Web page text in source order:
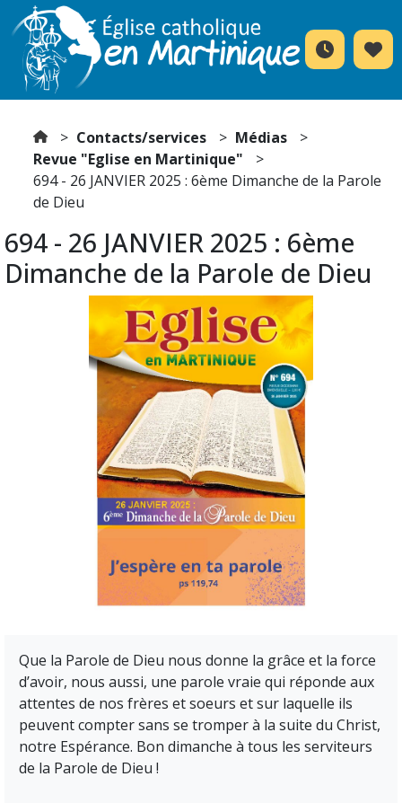
Contacts/services
Médias
Revue "Eglise en Martinique"
694 - 26 JANVIER 2025 : 6ème Dimanche de la Parole
de Dieu
694 - 26 JANVIER 2025 : 6ème
Dimanche de la Parole de Dieu
Que la Parole de Dieu nous donne la grâce et la force
d’avoir, nous aussi, une parole vraie qui réponde aux
attentes de nos frères et soeurs et sur laquelle ils
peuvent compter sans se tromper à la suite du Christ,
notre Espérance. Bon dimanche à tous les serviteurs
de la Parole de Dieu !